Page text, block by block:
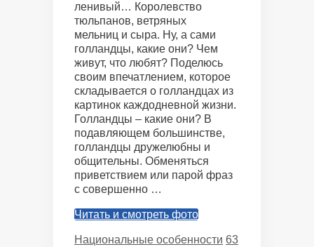
ленивый… Королевство
тюльпанов, ветряных
мельниц и сыра. Ну, а сами
голландцы, какие они? Чем
живут, что любят? Поделюсь
своим впечатлением, которое
складывается о голландцах из
картинок каждодневной жизни.
Голландцы – какие они? В
подавляющем большинстве,
голландцы дружелюбны и
общительны. Обменяться
приветствием или парой фраз
с совершенно …
Читать и смотреть фото
Categories
Национальные особенности 63